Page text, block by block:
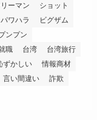
ーマン
ショット
パワハラ
ビグザム
ンプン
職 台湾
台湾旅行
ずかしい
情報商材
言い間違い
詐欺